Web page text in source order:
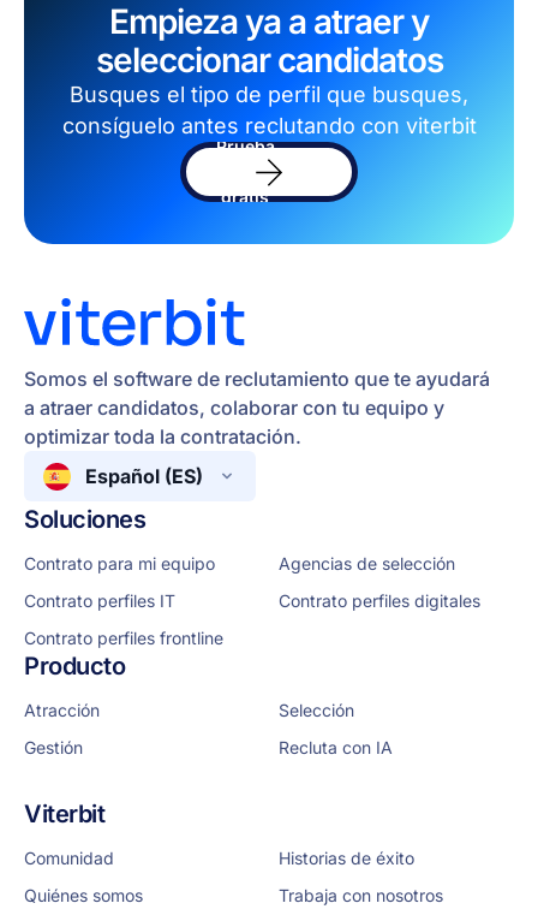
Empieza ya a atraer y
seleccionar candidatos
Busques el tipo de perfil que busques,
consíguelo antes reclutando con viterbit
Prueba
software
gratis
Somos el software de reclutamiento que te ayudará
a atraer candidatos, colaborar con tu equipo y
optimizar toda la contratación.
Español (ES)
Soluciones
Contrato para mi equipo
Agencias de selección
Contrato perfiles IT
Contrato perfiles digitales
Contrato perfiles frontline
Producto
Atracción
Selección
Gestión
Recluta con IA
Viterbit
Comunidad
Historias de éxito
Quiénes somos
Trabaja con nosotros